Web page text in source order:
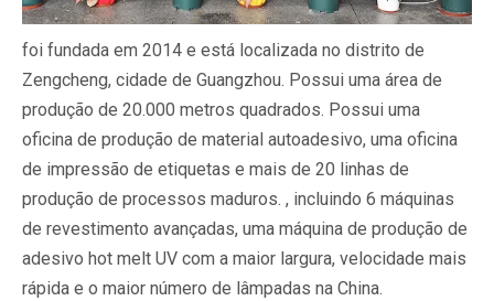
foi fundada em 2014 e está localizada no distrito de
Zengcheng, cidade de Guangzhou. Possui uma área de
produção de 20.000 metros quadrados. Possui uma
oficina de produção de material autoadesivo, uma oficina
de impressão de etiquetas e mais de 20 linhas de
produção de processos maduros. , incluindo 6 máquinas
de revestimento avançadas, uma máquina de produção de
adesivo hot melt UV com a maior largura, velocidade mais
rápida e o maior número de lâmpadas na China.